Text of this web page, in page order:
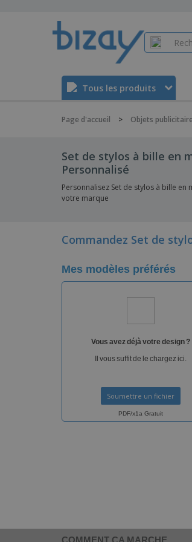
Tous les produits
Page d'accueil > Objets
Set de stylos à bille en
Personnalisé
Personnalisez Set de stylos à bille
votre marque
Commandez Set de
Mes modèles préférés
Vous avez déjà votre design ?
Il vous suffit de le chargez ici.
Soumettre un fichier
PDF/x1a Gratuit
COMMENT ÇA MARCHE